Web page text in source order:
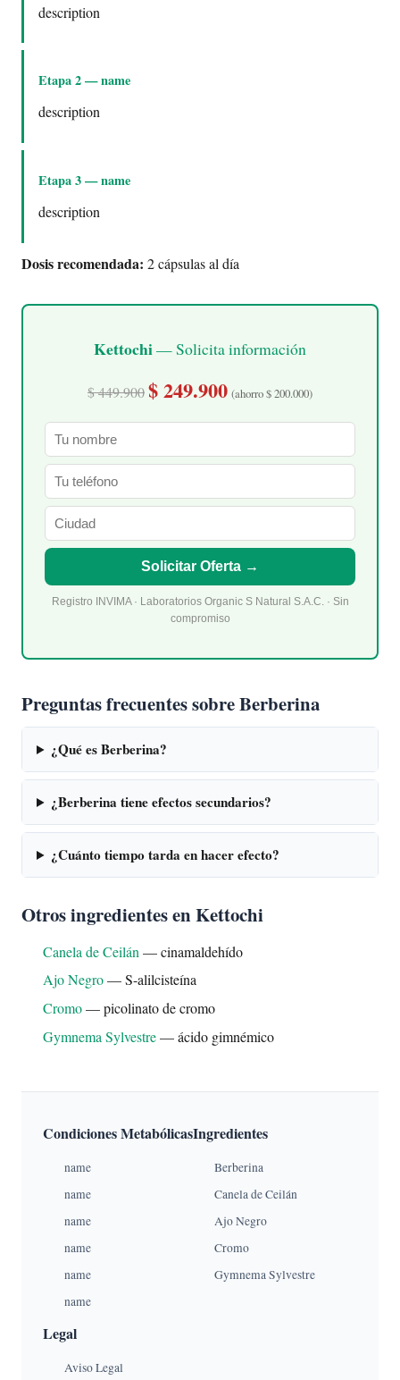
description
Etapa 2 — name
description
Etapa 3 — name
description
Dosis recomendada: 2 cápsulas al día
Kettochi— Solicita información
$ 449.900$ 249.900 (ahorro $ 200.000)
Solicitar Oferta →
Registro INVIMA · Laboratorios Organic S Natural S.A.C. · Sin
compromiso
Preguntas frecuentes sobre Berberina
¿Qué es Berberina?
¿Berberina tiene efectos secundarios?
¿Cuánto tiempo tarda en hacer efecto?
Otros ingredientes en Kettochi
Canela de Ceilán — cinamaldehído
Ajo Negro— S-alilcisteína
Cromo— picolinato de cromo
Gymnema Sylvestre— ácido gimnémico
Condiciones Metabólicas
name
name
name
name
name
name
Ingredientes
Berberina
Canela de Ceilán
Ajo Negro
Cromo
Gymnema Sylvestre
Legal
Aviso Legal